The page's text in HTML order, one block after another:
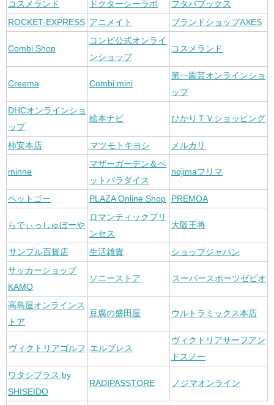
コスメランド
ドクターシーラボ
フタバブックス
ROCKET-EXPRESS アニメイト ブランドショップAXES
Combi Shop
コンビ公式オンライ
ンショップ
コスメランド
Creema Combi mini
第一園芸オンラインショ
ップ
DHCオンラインショ
ップ
絵本ナビ ひかりＴＶショッピング
柿安本店 マツモトキヨシ メルカリ
minne
マザーガーデン＆ペ
ットパラダイス
nojimaフリマ
ペットゴー PLAZA Online Shop PREMOA
らでぃっしゅぼーや
ロマンティックプリ
ンセス
大阪王将
サンプル百貨店 生活雑貨
ショップジャパン
サッカーショップ
KAMO
ソニーストア スーパースポーツゼビオ
高島屋オンラインス
トア
豆腐の盛田屋 ウルトラミックス本店
ヴィクトリアゴルフ エルブレス
ヴィクトリアサーフアン
ドスノー
ワタシプラス by
SHISEIDO
RADIPASSTORE ノジマオンライン